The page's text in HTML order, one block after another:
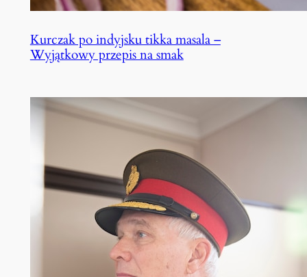
Kurczak po indyjsku tikka masala –
Wyjątkowy przepis na smak